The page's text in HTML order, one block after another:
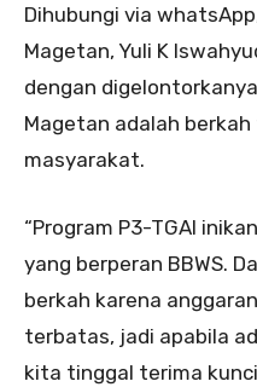
Dihubungi via
Magetan, Yuli K
dengan
Magetan adalah
masyarakat.
“Program P3-TGAI
yang berperan BBWS.
berkah karena
terbatas, jadi apabila
kita tinggal terima